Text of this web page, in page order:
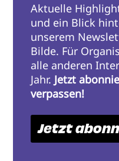
Aktuelle
und ein Blick
unserem
Bilde. Für
alle anderen
Jahr. Jetzt
verpassen!
Jetzt